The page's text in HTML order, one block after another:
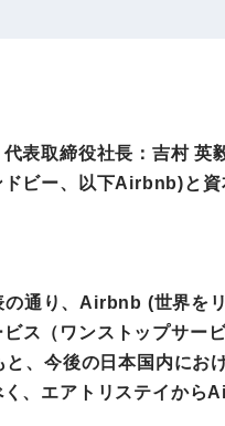
エンタープ
事業
ヘルスケア事
ゴルフライ
表取締役社長：吉村
ビー、以下Airbnb)と
通り、Airbnb (世界を
ス（ワンストップサー
、今後の日本国内にお
、エアトリステイか